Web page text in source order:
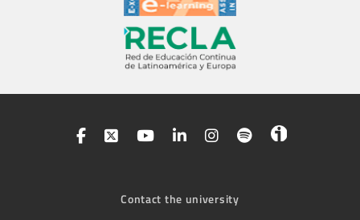
Contact the university